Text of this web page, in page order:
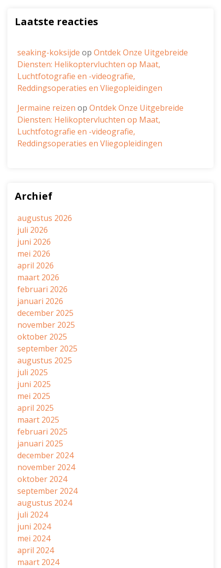
Laatste reacties
seaking-koksijde op Ontdek Onze Uitgebreide
Diensten: Helikoptervluchten op Maat,
Luchtfotografie en -videografie,
Reddingsoperaties en Vliegopleidingen
Jermaine reizen op Ontdek Onze Uitgebreide
Diensten: Helikoptervluchten op Maat,
Luchtfotografie en -videografie,
Reddingsoperaties en Vliegopleidingen
Archief
augustus 2026
juli 2026
juni 2026
mei 2026
april 2026
maart 2026
februari 2026
januari 2026
december 2025
november 2025
oktober 2025
september 2025
augustus 2025
juli 2025
juni 2025
mei 2025
april 2025
maart 2025
februari 2025
januari 2025
december 2024
november 2024
oktober 2024
september 2024
augustus 2024
juli 2024
juni 2024
mei 2024
april 2024
maart 2024